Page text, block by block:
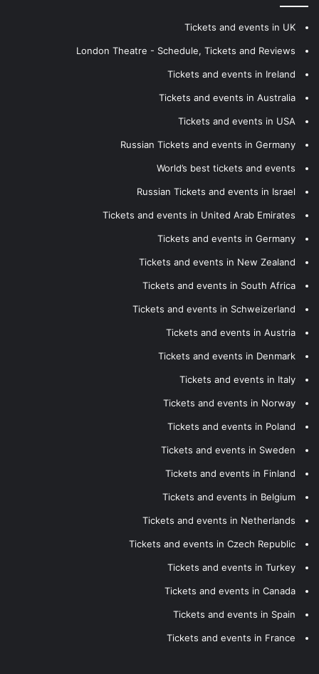
Tickets and events in UK
London Theatre - Schedule, Tickets and Reviews
Tickets and events in Ireland
Tickets and events in Australia
Tickets and events in USA
Russian Tickets and events in Germany
World’s best tickets and events
Russian Tickets and events in Israel
Tickets and events in United Arab Emirates
Tickets and events in Germany
Tickets and events in New Zealand
Tickets and events in South Africa
Tickets and events in Schweizerland
Tickets and events in Austria
Tickets and events in Denmark
Tickets and events in Italy
Tickets and events in Norway
Tickets and events in Poland
Tickets and events in Sweden
Tickets and events in Finland
Tickets and events in Belgium
Tickets and events in Netherlands
Tickets and events in Czech Republic
Tickets and events in Turkey
Tickets and events in Canada
Tickets and events in Spain
Tickets and events in France